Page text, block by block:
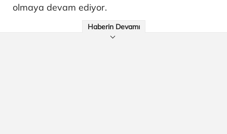
olmaya devam ediyor.
Haberin Devamı